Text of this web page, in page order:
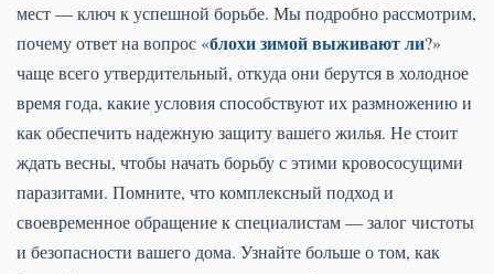
мест — ключ к успешной борьбе. Мы подробно рассмотрим,
почему ответ на вопрос «блохи зимой выживают ли?»
чаще всего утвердительный, откуда они берутся в холодное
время года, какие условия способствуют их размножению и
как обеспечить надежную защиту вашего жилья. Не стоит
ждать весны, чтобы начать борьбу с этими кровососущими
паразитами. Помните, что комплексный подход и
своевременное обращение к специалистам — залог чистоты
и безопасности вашего дома. Узнайте больше о том, как